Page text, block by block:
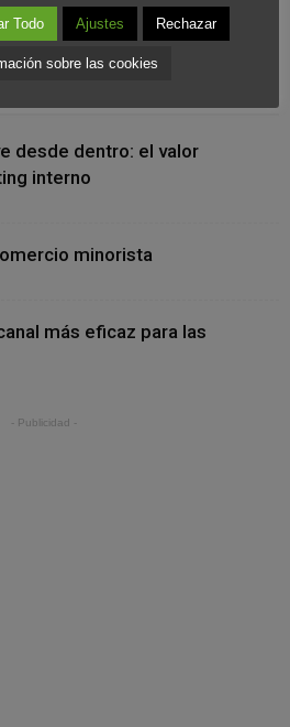
desde dentro: el valor
interno
minorista
más eficaz para las
- Publicidad -
Todo Ajustes Rechazar
sobre las cookies